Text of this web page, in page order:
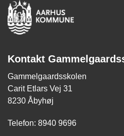
Kontakt
Gammelgaardsskolen
Carit Etlars Vej 31
8230 Åbyhøj
Telefon: 8940 9696